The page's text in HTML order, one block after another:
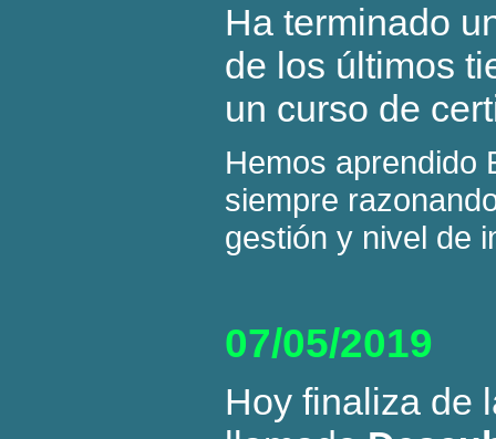
Ha terminado
de los últimos
un curso de
Hemos aprendido
siempre
gestión y nivel de
07/05/2019
Hoy finaliza de